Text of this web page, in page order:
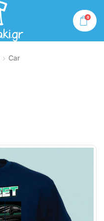
0
Car